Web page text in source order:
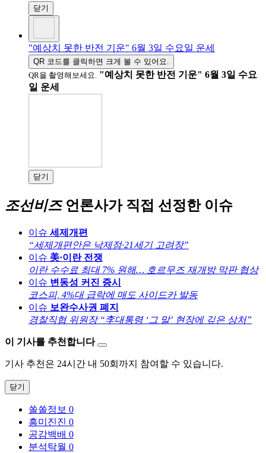
닫기
"예상치 못한 반전 기운" 6월 3일 수요일 운세
QR 코드를 클릭하면 크게 볼 수 있어요.
QR을 촬영해보세요. "예상치 못한 반전 기운" 6월 3일 수요
일 운세
닫기
조선비즈언론사가 직접 선정한 이슈
이슈 세제개편
“세제개편안은 낙제점·21세기 고려장”
이슈 美·이란 전쟁
이란 수수료 최대 7% 원해… 호르무즈 재개방 막판 협상
이슈 변동성 커진 증시
코스피, 4%대 급락에 매도 사이드카 발동
이슈 보완수사권 폐지
경찰직협 위원장 “李대통령 ‘그 말’ 현장에 깊은 상처”
이 기사를 추천합니다
기사 추천은 24시간 내 50회까지 참여할 수 있습니다.
닫기
쏠쏠정보 0
흥미진진 0
공감백배 0
분석탁월 0